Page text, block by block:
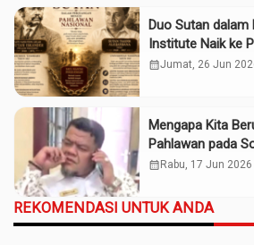
Duo Sutan dalam
Institute Naik ke
Nasional
calendar_monthJumat, 26 Jun
Mengapa Kita
Pahlawan pada
Iskander?
calendar_monthRabu, 17 Jun 2026
REKOMENDASI UNTUK ANDA